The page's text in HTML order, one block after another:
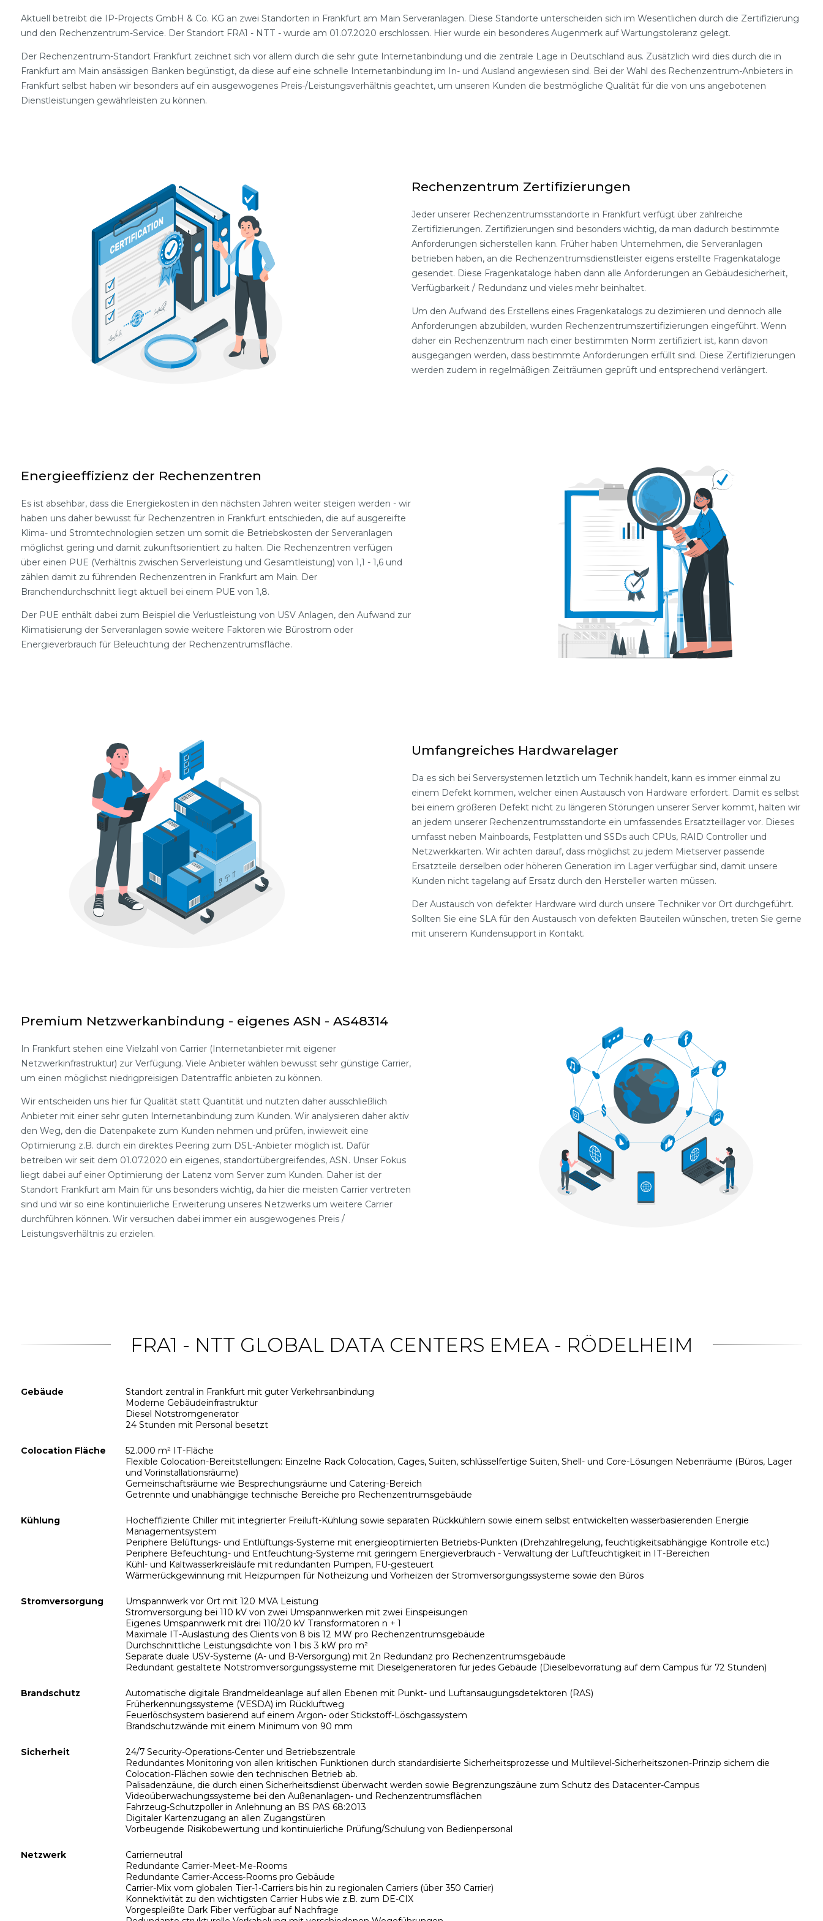
Aktuell betreibt die IP-Projects GmbH & Co. KG an zwei Standorten in Frankfurt am Main Serveranlagen. Diese Standorte unterscheiden sich im Wesentlichen durch die Zertifizierung
und den Rechenzentrum-Service. Der Standort FRA1 - NTT - wurde am 01.07.2020 erschlossen. Hier wurde ein besonderes Augenmerk auf Wartungstoleranz gelegt.
Der Rechenzentrum-Standort Frankfurt zeichnet sich vor allem durch die sehr gute Internetanbindung und die zentrale Lage in Deutschland aus. Zusätzlich wird dies durch die in
Frankfurt am Main ansässigen Banken begünstigt, da diese auf eine schnelle Internetanbindung im In- und Ausland angewiesen sind. Bei der Wahl des Rechenzentrum-Anbieters in
Frankfurt selbst haben wir besonders auf ein ausgewogenes Preis-/Leistungsverhältnis geachtet, um unseren Kunden die bestmögliche Qualität für die von uns angebotenen
Dienstleistungen gewährleisten zu können.
Rechenzentrum Zertifizierungen
Jeder unserer Rechenzentrumsstandorte in Frankfurt verfügt über zahlreiche
Zertifizierungen. Zertifizierungen sind besonders wichtig, da man dadurch bestimmte
Anforderungen sicherstellen kann. Früher haben Unternehmen, die Serveranlagen
betrieben haben, an die Rechenzentrumsdienstleister eigens erstellte Fragenkataloge
gesendet. Diese Fragenkataloge haben dann alle Anforderungen an Gebäudesicherheit,
Verfügbarkeit / Redundanz und vieles mehr beinhaltet.
Um den Aufwand des Erstellens eines Fragenkatalogs zu dezimieren und dennoch alle
Anforderungen abzubilden, wurden Rechenzentrumszertifizierungen eingeführt. Wenn
daher ein Rechenzentrum nach einer bestimmten Norm zertifiziert ist, kann davon
ausgegangen werden, dass bestimmte Anforderungen erfüllt sind. Diese Zertifizierungen
werden zudem in regelmäßigen Zeiträumen geprüft und entsprechend verlängert.
Energieeffizienz der Rechenzentren
Es ist absehbar, dass die Energiekosten in den nächsten Jahren weiter steigen werden - wir
haben uns daher bewusst für Rechenzentren in Frankfurt entschieden, die auf ausgereifte
Klima- und Stromtechnologien setzen um somit die Betriebskosten der Serveranlagen
möglichst gering und damit zukunftsorientiert zu halten. Die Rechenzentren verfügen
über einen PUE (Verhältnis zwischen Serverleistung und Gesamtleistung) von 1,1 - 1,6 und
zählen damit zu führenden Rechenzentren in Frankfurt am Main. Der
Branchendurchschnitt liegt aktuell bei einem PUE von 1,8.
Der PUE enthält dabei zum Beispiel die Verlustleistung von USV Anlagen, den Aufwand zur
Klimatisierung der Serveranlagen sowie weitere Faktoren wie Bürostrom oder
Energieverbrauch für Beleuchtung der Rechenzentrumsfläche.
Umfangreiches Hardwarelager
Da es sich bei Serversystemen letztlich um Technik handelt, kann es immer einmal zu
einem Defekt kommen, welcher einen Austausch von Hardware erfordert. Damit es selbst
bei einem größeren Defekt nicht zu längeren Störungen unserer Server kommt, halten wir
an jedem unserer Rechenzentrumsstandorte ein umfassendes Ersatzteillager vor. Dieses
umfasst neben Mainboards, Festplatten und SSDs auch CPUs, RAID Controller und
Netzwerkkarten. Wir achten darauf, dass möglichst zu jedem Mietserver passende
Ersatzteile derselben oder höheren Generation im Lager verfügbar sind, damit unsere
Kunden nicht tagelang auf Ersatz durch den Hersteller warten müssen.
Der Austausch von defekter Hardware wird durch unsere Techniker vor Ort durchgeführt.
Sollten Sie eine SLA für den Austausch von defekten Bauteilen wünschen, treten Sie gerne
mit unserem Kundensupport in Kontakt.
Premium Netzwerkanbindung - eigenes ASN - AS48314
In Frankfurt stehen eine Vielzahl von Carrier (Internetanbieter mit eigener
Netzwerkinfrastruktur) zur Verfügung. Viele Anbieter wählen bewusst sehr günstige Carrier,
um einen möglichst niedrigpreisigen Datentraffic anbieten zu können.
Wir entscheiden uns hier für Qualität statt Quantität und nutzten daher ausschließlich
Anbieter mit einer sehr guten Internetanbindung zum Kunden. Wir analysieren daher aktiv
den Weg, den die Datenpakete zum Kunden nehmen und prüfen, inwieweit eine
Optimierung z.B. durch ein direktes Peering zum DSL-Anbieter möglich ist. Dafür
betreiben wir seit dem 01.07.2020 ein eigenes, standortübergreifendes, ASN. Unser Fokus
liegt dabei auf einer Optimierung der Latenz vom Server zum Kunden. Daher ist der
Standort Frankfurt am Main für uns besonders wichtig, da hier die meisten Carrier vertreten
sind und wir so eine kontinuierliche Erweiterung unseres Netzwerks um weitere Carrier
durchführen können. Wir versuchen dabei immer ein ausgewogenes Preis /
Leistungsverhältnis zu erzielen.
FRA1 - NTT GLOBAL DATA CENTERS EMEA - RÖDELHEIM
Gebäude
Standort zentral in Frankfurt mit guter Verkehrsanbindung
Moderne Gebäudeinfrastruktur
Diesel Notstromgenerator
24 Stunden mit Personal besetzt
Colocation Fläche
52.000 m² IT-Fläche
Flexible Colocation-Bereitstellungen: Einzelne Rack Colocation, Cages, Suiten, schlüsselfertige Suiten, Shell- und Core-Lösungen Nebenräume (Büros, Lager
und Vorinstallationsräume)
Gemeinschaftsräume wie Besprechungsräume und Catering-Bereich
Getrennte und unabhängige technische Bereiche pro Rechenzentrumsgebäude
Kühlung
Hocheffiziente Chiller mit integrierter Freiluft-Kühlung sowie separaten Rückkühlern sowie einem selbst entwickelten wasserbasierenden Energie
Managementsystem
Periphere Belüftungs- und Entlüftungs-Systeme mit energieoptimierten Betriebs-Punkten (Drehzahlregelung, feuchtigkeitsabhängige Kontrolle etc.)
Periphere Befeuchtung- und Entfeuchtung-Systeme mit geringem Energieverbrauch - Verwaltung der Luftfeuchtigkeit in IT-Bereichen
Kühl- und Kaltwasserkreisläufe mit redundanten Pumpen, FU-gesteuert
Wärmerückgewinnung mit Heizpumpen für Notheizung und Vorheizen der Stromversorgungssysteme sowie den Büros
Stromversorgung
Umspannwerk vor Ort mit 120 MVA Leistung
Stromversorgung bei 110 kV von zwei Umspannwerken mit zwei Einspeisungen
Eigenes Umspannwerk mit drei 110/20 kV Transformatoren n + 1
Maximale IT-Auslastung des Clients von 8 bis 12 MW pro Rechenzentrumsgebäude
Durchschnittliche Leistungsdichte von 1 bis 3 kW pro m²
Separate duale USV-Systeme (A- und B-Versorgung) mit 2n Redundanz pro Rechenzentrumsgebäude
Redundant gestaltete Notstromversorgungssysteme mit Dieselgeneratoren für jedes Gebäude (Dieselbevorratung auf dem Campus für 72 Stunden)
Brandschutz
Automatische digitale Brandmeldeanlage auf allen Ebenen mit Punkt- und Luftansaugungsdetektoren (RAS)
Früherkennungssysteme (VESDA) im Rückluftweg
Feuerlöschsystem basierend auf einem Argon- oder Stickstoff-Löschgassystem
Brandschutzwände mit einem Minimum von 90 mm
Sicherheit
24/7 Security-Operations-Center und Betriebszentrale
Redundantes Monitoring von allen kritischen Funktionen durch standardisierte Sicherheitsprozesse und Multilevel-Sicherheitszonen-Prinzip sichern die
Colocation-Flächen sowie den technischen Betrieb ab.
Palisadenzäune, die durch einen Sicherheitsdienst überwacht werden sowie Begrenzungszäune zum Schutz des Datacenter-Campus
Videoüberwachungssysteme bei den Außenanlagen- und Rechenzentrumsflächen
Fahrzeug-Schutzpoller in Anlehnung an BS PAS 68:2013
Digitaler Kartenzugang an allen Zugangstüren
Vorbeugende Risikobewertung und kontinuierliche Prüfung/Schulung von Bedienpersonal
Netzwerk
Carrierneutral
Redundante Carrier-Meet-Me-Rooms
Redundante Carrier-Access-Rooms pro Gebäude
Carrier-Mix vom globalen Tier-1-Carriers bis hin zu regionalen Carriers (über 350 Carrier)
Konnektivität zu den wichtigsten Carrier Hubs wie z.B. zum DE-CIX
Vorgespleißte Dark Fiber verfügbar auf Nachfrage